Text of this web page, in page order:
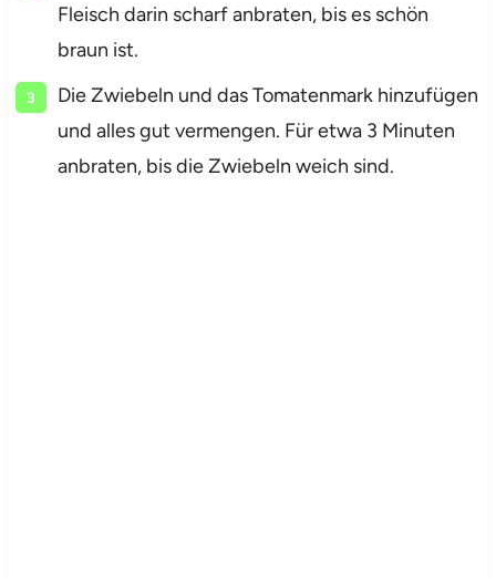
Fleisch darin scharf anbraten, bis es schön
braun ist.
Die Zwiebeln und das Tomatenmark hinzufügen
und alles gut vermengen. Für etwa 3 Minuten
anbraten, bis die Zwiebeln weich sind.